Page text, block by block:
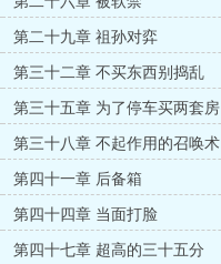
第二十九章 祖孙对弈
第三十二章 不买东西别捣乱
第三十五章 为了停车买两套房
第三十八章 不起作用的召唤术
第四十一章 后备箱
第四十四章 当面打脸
第四十七章 超高的三十五分